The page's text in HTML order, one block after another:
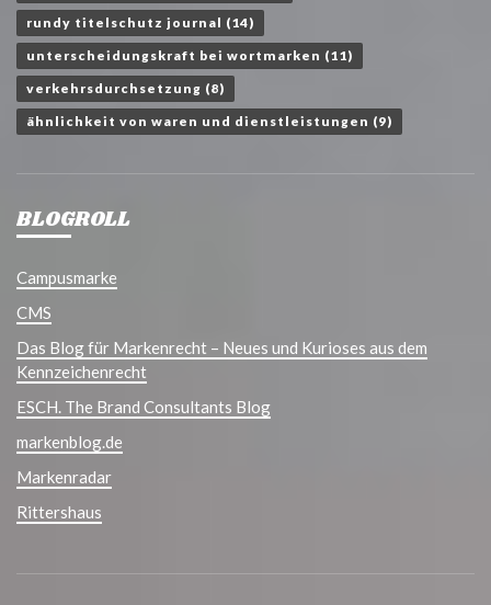
rundy titelschutz journal (14)
unterscheidungskraft bei wortmarken (11)
verkehrsdurchsetzung (8)
ähnlichkeit von waren und dienstleistungen (9)
BLOGROLL
Campusmarke
CMS
Das Blog für Markenrecht – Neues und Kurioses aus dem
Kennzeichenrecht
ESCH. The Brand Consultants Blog
markenblog.de
Markenradar
Rittershaus